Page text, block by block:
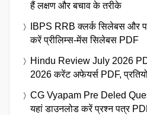
हैं लक्षण और बचाव के तरीके
IBPS RRB क्लर्क सिलेबस और
करें प्रीलिम्स-मेंस सिलेबस PDF
Hindu Review July 2026
2026 करेंट अफेयर्स PDF,
CG Vyapam Pre Deled
यहां डाउनलोड करें प्रश्न पत्र